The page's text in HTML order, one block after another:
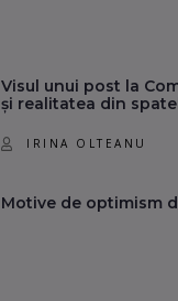
Visul unui post la
și realitatea din
IRINA OLTEANU
Motive de optimism